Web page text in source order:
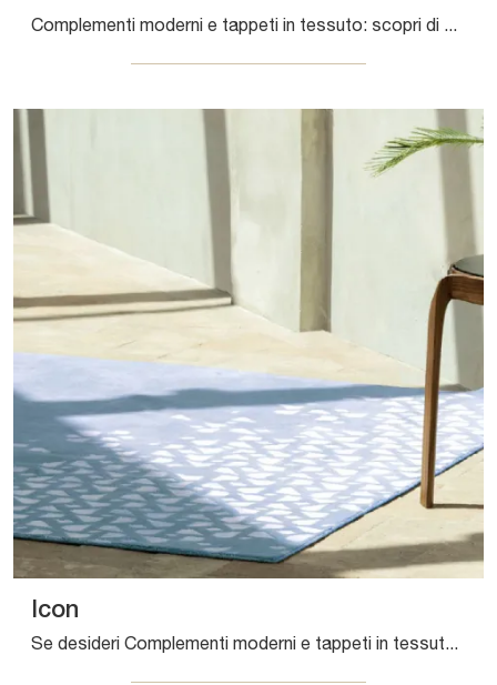
Complementi moderni e tappeti in tessuto: scopri di più sul modello Decò di Sirecom e potrai valorizzare i tuoi locali.
Icon
Se desideri Complementi moderni e tappeti in tessuto scopri di più sul modello Icon del marchio Sirecom.